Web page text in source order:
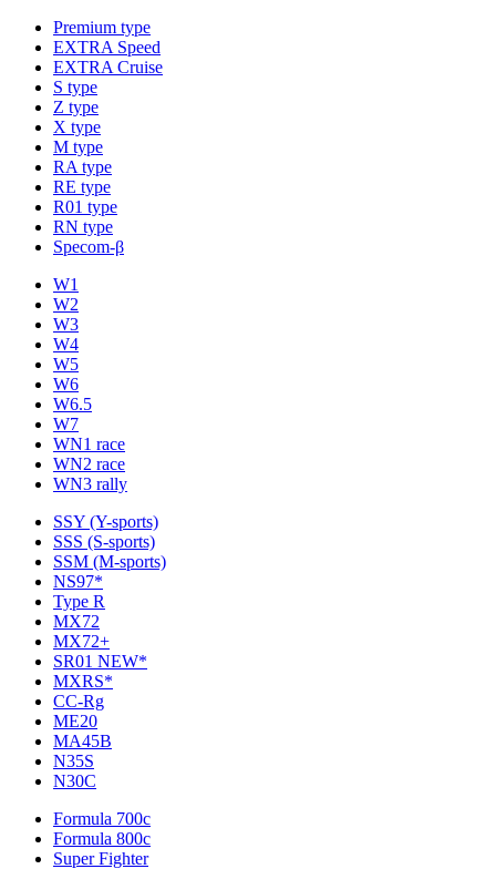
Premium type
EXTRA Speed
EXTRA Cruise
S type
Z type
X type
M type
RA type
RE type
R01 type
RN type
Specom-β
W1
W2
W3
W4
W5
W6
W6.5
W7
WN1 race
WN2 race
WN3 rally
SSY (Y-sports)
SSS (S-sports)
SSM (M-sports)
NS97*
Type R
MX72
MX72+
SR01 NEW*
MXRS*
CC-Rg
ME20
MA45B
N35S
N30C
Formula 700c
Formula 800c
Super Fighter